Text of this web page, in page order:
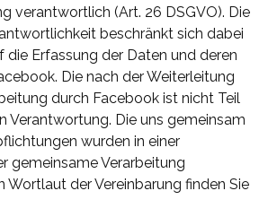
verantwortlich (Art. 26 DSGVO). Die
beschränkt sich dabei
die Erfassung der Daten und deren
Die nach der Weiterleitung
durch Facebook ist nicht Teil
Verantwortung. Die uns gemeinsam
wurden in einer
gemeinsame Verarbeitung
Wortlaut der Vereinbarung finden Sie